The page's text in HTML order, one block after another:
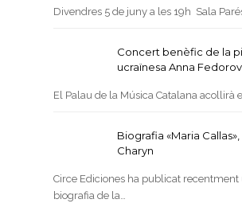
Divendres 5 de juny a les 19h Sala
Concert benèfic de la
ucraïnesa Anna
El Palau de la Música Catalana acollirà
Biografia «Maria
Charyn
Circe Ediciones ha publicat recentment
biografia de la…